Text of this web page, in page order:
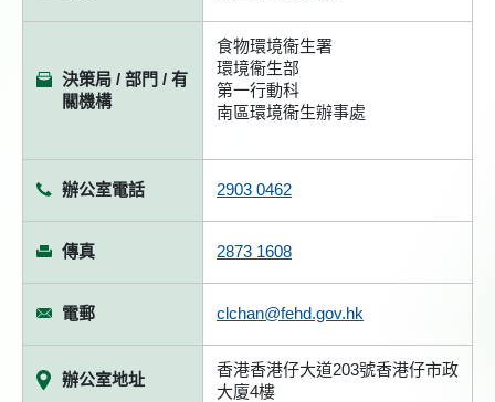
決策局 / 部門 / 有
關機構
食物環境衞生署
環境衞生部
第一行動科
南區環境衞生辦事處
辦公室電話 2903 0462
傳真 2873 1608
電郵 clchan@fehd.gov.hk
辦公室地址
香港香港仔大道203號香港仔市政
大廈4樓